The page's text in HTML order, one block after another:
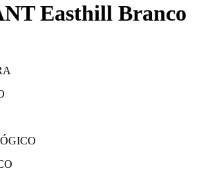
Easthill Branco